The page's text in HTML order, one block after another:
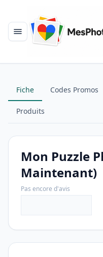
Menu
Fiche Codes Promos
Produits
Mon Puzzle
Maintenant)
Pas encore d'avis